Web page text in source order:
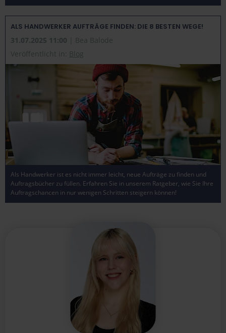
ALS HANDWERKER AUFTRÄGE FINDEN: DIE 8 BESTEN WEGE!
31.07.2025 11:00
| Bea Balode
Veröffentlicht in:
Blog
Als Handwerker ist es nicht immer leicht, neue Aufträge zu finden und
Auftragsbücher zu füllen. Erfahren Sie in unserem Ratgeber, wie Sie Ihre
Auftragschancen in nur wenigen Schritten steigern können!